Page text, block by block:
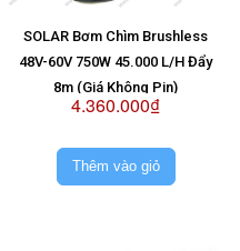
SOLAR Bơm Chìm Brushless
48V-60V 750W 45.000 L/H Đẩy
8m (Giá Không Pin)
4.360.000₫
Thêm vào giỏ